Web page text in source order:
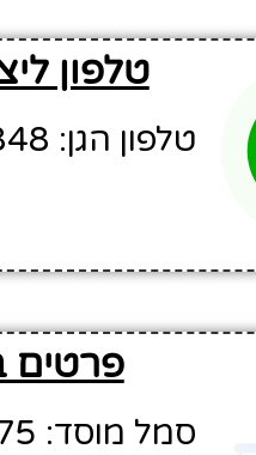
טלפון
טלפון הגן: 02-6781848
פרטים
סמל מוסד: 730275